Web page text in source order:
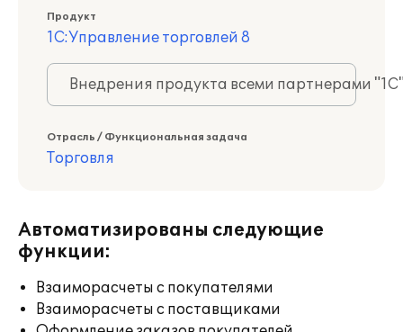
Продукт
1С:Управление торговлей 8
Внедрения продукта всеми партнерами
Отрасль / Функциональная задача
Торговля
Автоматизированы следующие
функции:
Взаиморасчеты с покупателями
Взаиморасчеты с поставщиками